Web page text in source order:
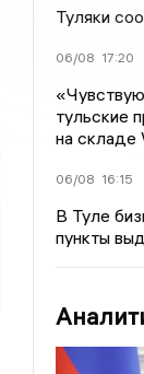
Туляки
06/08 17:20
тульские
на складе
06/08 16:15
В Туле
пункты